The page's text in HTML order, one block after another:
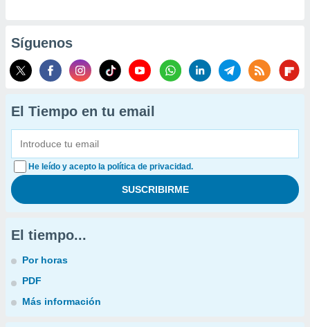
Síguenos
El Tiempo en tu email
He leído y acepto la política de privacidad.
El tiempo...
Por horas
PDF
Más información